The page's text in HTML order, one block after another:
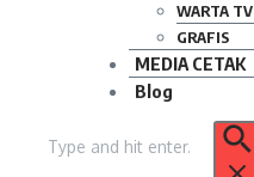
WARTA TV
GRAFIS
MEDIA CETAK
Blog
untuk: